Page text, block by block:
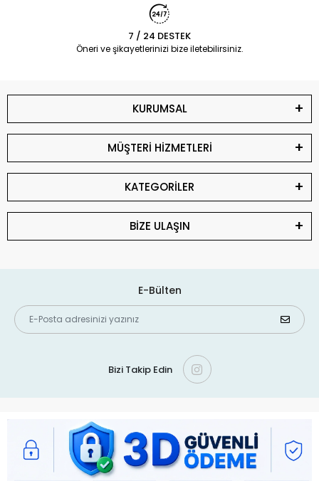
7 / 24 DESTEK
Öneri ve şikayetlerinizi bize iletebilirsiniz.
KURUMSAL
MÜŞTERİ HİZMETLERİ
KATEGORİLER
BİZE ULAŞIN
E-Bülten
Bizi Takip Edin